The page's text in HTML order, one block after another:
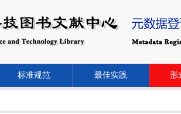
标准规范 最佳实践 形